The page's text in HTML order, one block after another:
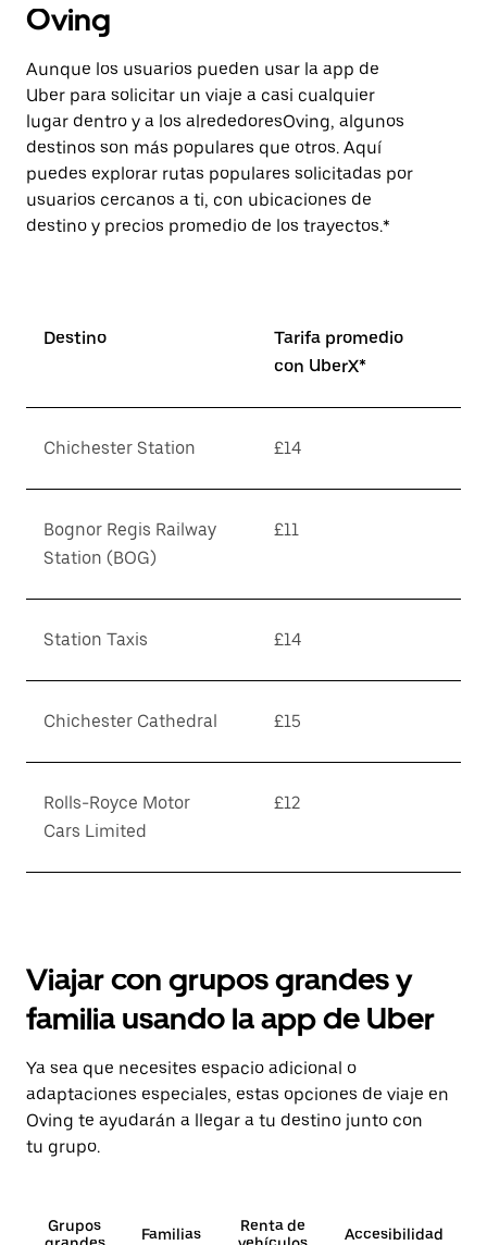
Oving
Aunque los usuarios pueden usar la app de
Uber para solicitar un viaje a casi cualquier
lugar dentro y a los alrededoresOving, algunos
destinos son más populares que otros. Aquí
puedes explorar rutas populares solicitadas por
usuarios cercanos a ti, con ubicaciones de
destino y precios promedio de los trayectos.*
Destino
Tarifa promedio
con UberX*
Chichester Station £14
Bognor Regis Railway
Station (BOG)
£11
Station Taxis £14
Chichester Cathedral £15
Rolls-Royce Motor
Cars Limited
£12
Viajar con grupos grandes y
familia usando la app de Uber
Ya sea que necesites espacio adicional o
adaptaciones especiales, estas opciones de viaje en
Oving te ayudarán a llegar a tu destino junto con
tu grupo.
Grupos
Familias
Renta de
Accesibilidad